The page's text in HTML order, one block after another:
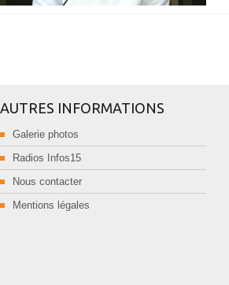
AUTRES INFORMATIONS
Galerie photos
Radios Infos15
Nous contacter
Mentions légales